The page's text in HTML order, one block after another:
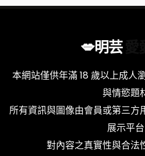
💋明芸
本網站僅供年滿 18 歲以上成人
與情慾題
所有資訊與圖像由會員或第三方
展示平台
對內容之真實性與合法